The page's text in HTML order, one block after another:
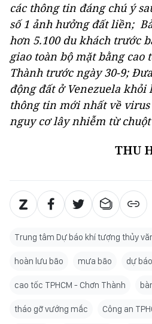
các thông tin đáng chú ý
số 1 ảnh hưởng đất liền;
hơn 5.100 du khách trước
giao toàn bộ mặt bằng cao
Thành trước ngày 30-9;
động đất ở Venezuela khỏi
thông tin mới nhất về
nguy cơ lây nhiễm từ
THU
Trung tâm Dự báo khí tượng thủy
hoàn lưu bão mưa bão dự
cao tốc TPHCM - Chơn Thành
tháo gỡ vướng mắc Công an